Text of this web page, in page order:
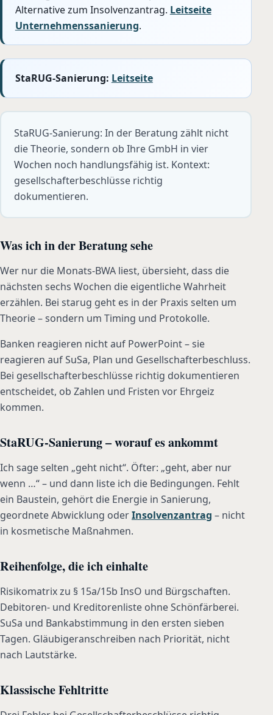
Alternative zum Insolvenzantrag. Leitseite
Unternehmenssanierung.
StaRUG-Sanierung: Leitseite
StaRUG-Sanierung: In der Beratung zählt nicht
die Theorie, sondern ob Ihre GmbH in vier
Wochen noch handlungsfähig ist. Kontext:
gesellschafterbeschlüsse richtig
dokumentieren.
Was ich in der Beratung sehe
Wer nur die Monats-BWA liest, übersieht, dass die
nächsten sechs Wochen die eigentliche Wahrheit
erzählen. Bei starug geht es in der Praxis selten um
Theorie – sondern um Timing und Protokolle.
Banken reagieren nicht auf PowerPoint – sie
reagieren auf SuSa, Plan und Gesellschafterbeschluss.
Bei gesellschafterbeschlüsse richtig dokumentieren
entscheidet, ob Zahlen und Fristen vor Ehrgeiz
kommen.
StaRUG-Sanierung – worauf es ankommt
Ich sage selten „geht nicht“. Öfter: „geht, aber nur
wenn …“ – und dann liste ich die Bedingungen. Fehlt
ein Baustein, gehört die Energie in Sanierung,
geordnete Abwicklung oderInsolvenzantrag – nicht
in kosmetische Maßnahmen.
Reihenfolge, die ich einhalte
Risikomatrix zu § 15a/15b InsO und Bürgschaften.
Debitoren- und Kreditorenliste ohne Schönfärberei.
SuSa und Bankabstimmung in den ersten sieben
Tagen. Gläubigeranschreiben nach Priorität, nicht
nach Lautstärke.
Klassische Fehltritte